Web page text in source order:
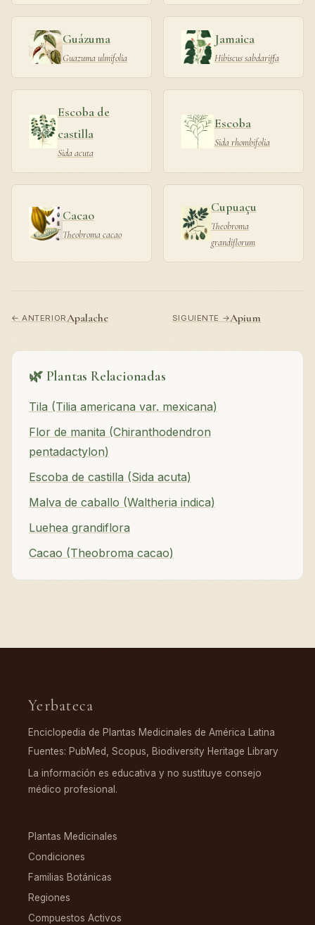
Guázuma
Guazuma ulmifolia
Jamaica
Hibiscus sabdariffa
Escoba de
castilla
Sida acuta
Escoba
Sida rhombifolia
Cacao
Theobroma cacao
Cupuaçu
Theobroma
grandiflorum
← ANTERIORApalache SIGUIENTE →Apium
🌿 Plantas Relacionadas
Tila (Tilia americana var. mexicana)
Flor de manita (Chiranthodendron
pentadactylon)
Escoba de castilla (Sida acuta)
Malva de caballo (Waltheria indica)
Luehea grandiflora
Cacao (Theobroma cacao)
Yerbateca
Enciclopedia de Plantas Medicinales de América Latina
Fuentes: PubMed, Scopus, Biodiversity Heritage Library
La información es educativa y no sustituye consejo
médico profesional.
Plantas Medicinales
Condiciones
Familias Botánicas
Regiones
Compuestos Activos